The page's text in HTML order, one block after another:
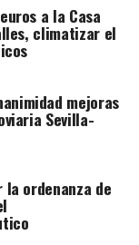
la que
al Palacio
de Arcos, fue
del hombre
de artistas
o el orfebre
francesa.
debe cobrar al
Recomiendan
con la
difundidos por
a la Casa
climatizar el
mejoras
Sevilla-
la ordenanza de